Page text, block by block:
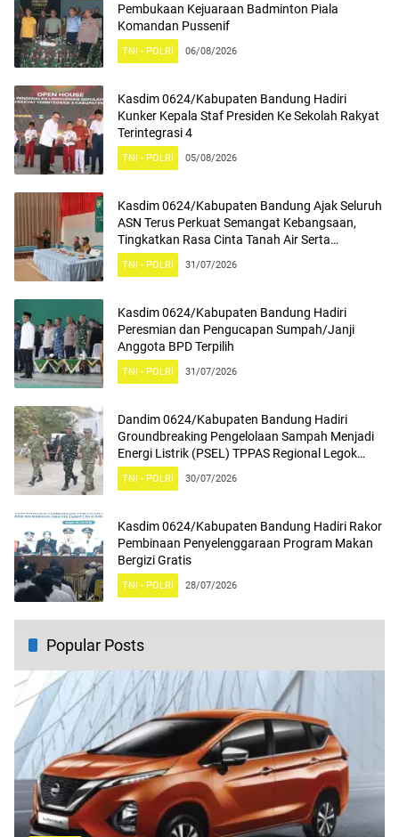
Pembukaan Kejuaraan Badminton Piala
Komandan Pussenif
TNI - POLRI 06/08/2026
Kasdim 0624/Kabupaten Bandung Hadiri
Kunker Kepala Staf Presiden Ke Sekolah Rakyat
Terintegrasi 4
TNI - POLRI 05/08/2026
Kasdim 0624/Kabupaten Bandung Ajak Seluruh
ASN Terus Perkuat Semangat Kebangsaan,
Tingkatkan Rasa Cinta Tanah Air Serta
Mengamalkan Nilai Nilai Pancasila
TNI - POLRI 31/07/2026
Kasdim 0624/Kabupaten Bandung Hadiri
Peresmian dan Pengucapan Sumpah/Janji
Anggota BPD Terpilih
TNI - POLRI 31/07/2026
Dandim 0624/Kabupaten Bandung Hadiri
Groundbreaking Pengelolaan Sampah Menjadi
Energi Listrik (PSEL) TPPAS Regional Legok
Nangka
TNI - POLRI 30/07/2026
Kasdim 0624/Kabupaten Bandung Hadiri Rakor
Pembinaan Penyelenggaraan Program Makan
Bergizi Gratis
TNI - POLRI 28/07/2026
Popular Posts